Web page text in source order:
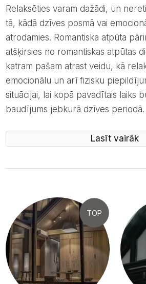
Relaksēties varam dažādi, un nereti tas arī atkarīgs no
tā, kādā dzīves posmā vai
atrodamies. Romantiska atpūta
atšķirsies no romantiskas atpūtas
katram pašam atrast veidu, kā
emocionālu un arī fizisku
situācijai, lai kopā pavadītais laiks
baudījums jebkurā dzīves periodā.
Lasīt vairāk
TOP